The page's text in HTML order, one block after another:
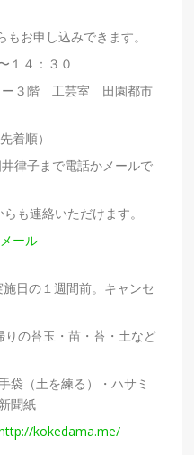
お申し込みできます。
１４：３０
ー３階 工芸室 田園都市
着順）
律子まで電話かメールで
も連絡いただけます。
メール
日の１週間前。キャンセ
の苔玉・苗・苔・土など
袋（土を練る）・ハサミ
聞紙
kokedama.me/